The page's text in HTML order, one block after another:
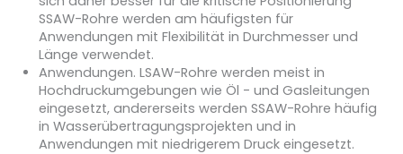
SSAW-Rohre werden am häufigsten für
Anwendungen mit Flexibilität in Durchmesser und
Länge verwendet.
Anwendungen. LSAW-Rohre werden meist in
Hochdruckumgebungen wie Öl - und Gasleitungen
eingesetzt, andererseits werden SSAW-Rohre häufig
in Wasserübertragungsprojekten und in
Anwendungen mit niedrigerem Druck eingesetzt.